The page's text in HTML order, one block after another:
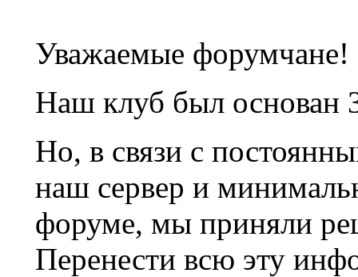
Уважаемые форумчане!
Наш клуб был основан
Но, в связи с
наш сервер и
форуме, мы приняли
Перенести всю эту